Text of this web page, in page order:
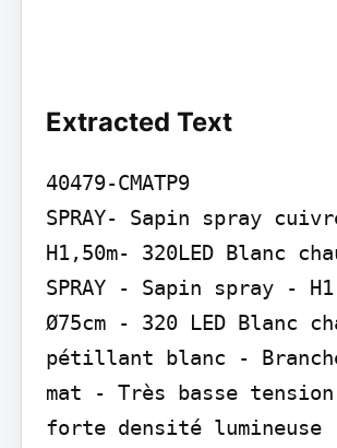
Extracted Text
40479-CMATP9
SPRAY- Sapin spray
H1,50m- 320LED Blanc
SPRAY - Sapin spray -
Ø75cm - 320 LED Blanc
pétillant blanc -
mat - Très basse
forte densité lumineuse